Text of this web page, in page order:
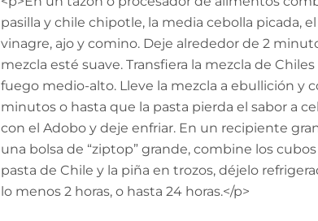
pasilla y chile chipotle, la media cebolla picada,
vinagre, ajo y comino. Deje alrededor de 2
mezcla esté suave. Transfiera la mezcla de
fuego medio-alto. Lleve la mezcla a ebullición y
minutos o hasta que la pasta pierda el sabor a
con el Adobo y deje enfriar. En un recipiente
una bolsa de “ziptop” grande, combine los
pasta de Chile y la piña en trozos, déjelo
lo menos 2 horas, o hasta 24 horas.</p>